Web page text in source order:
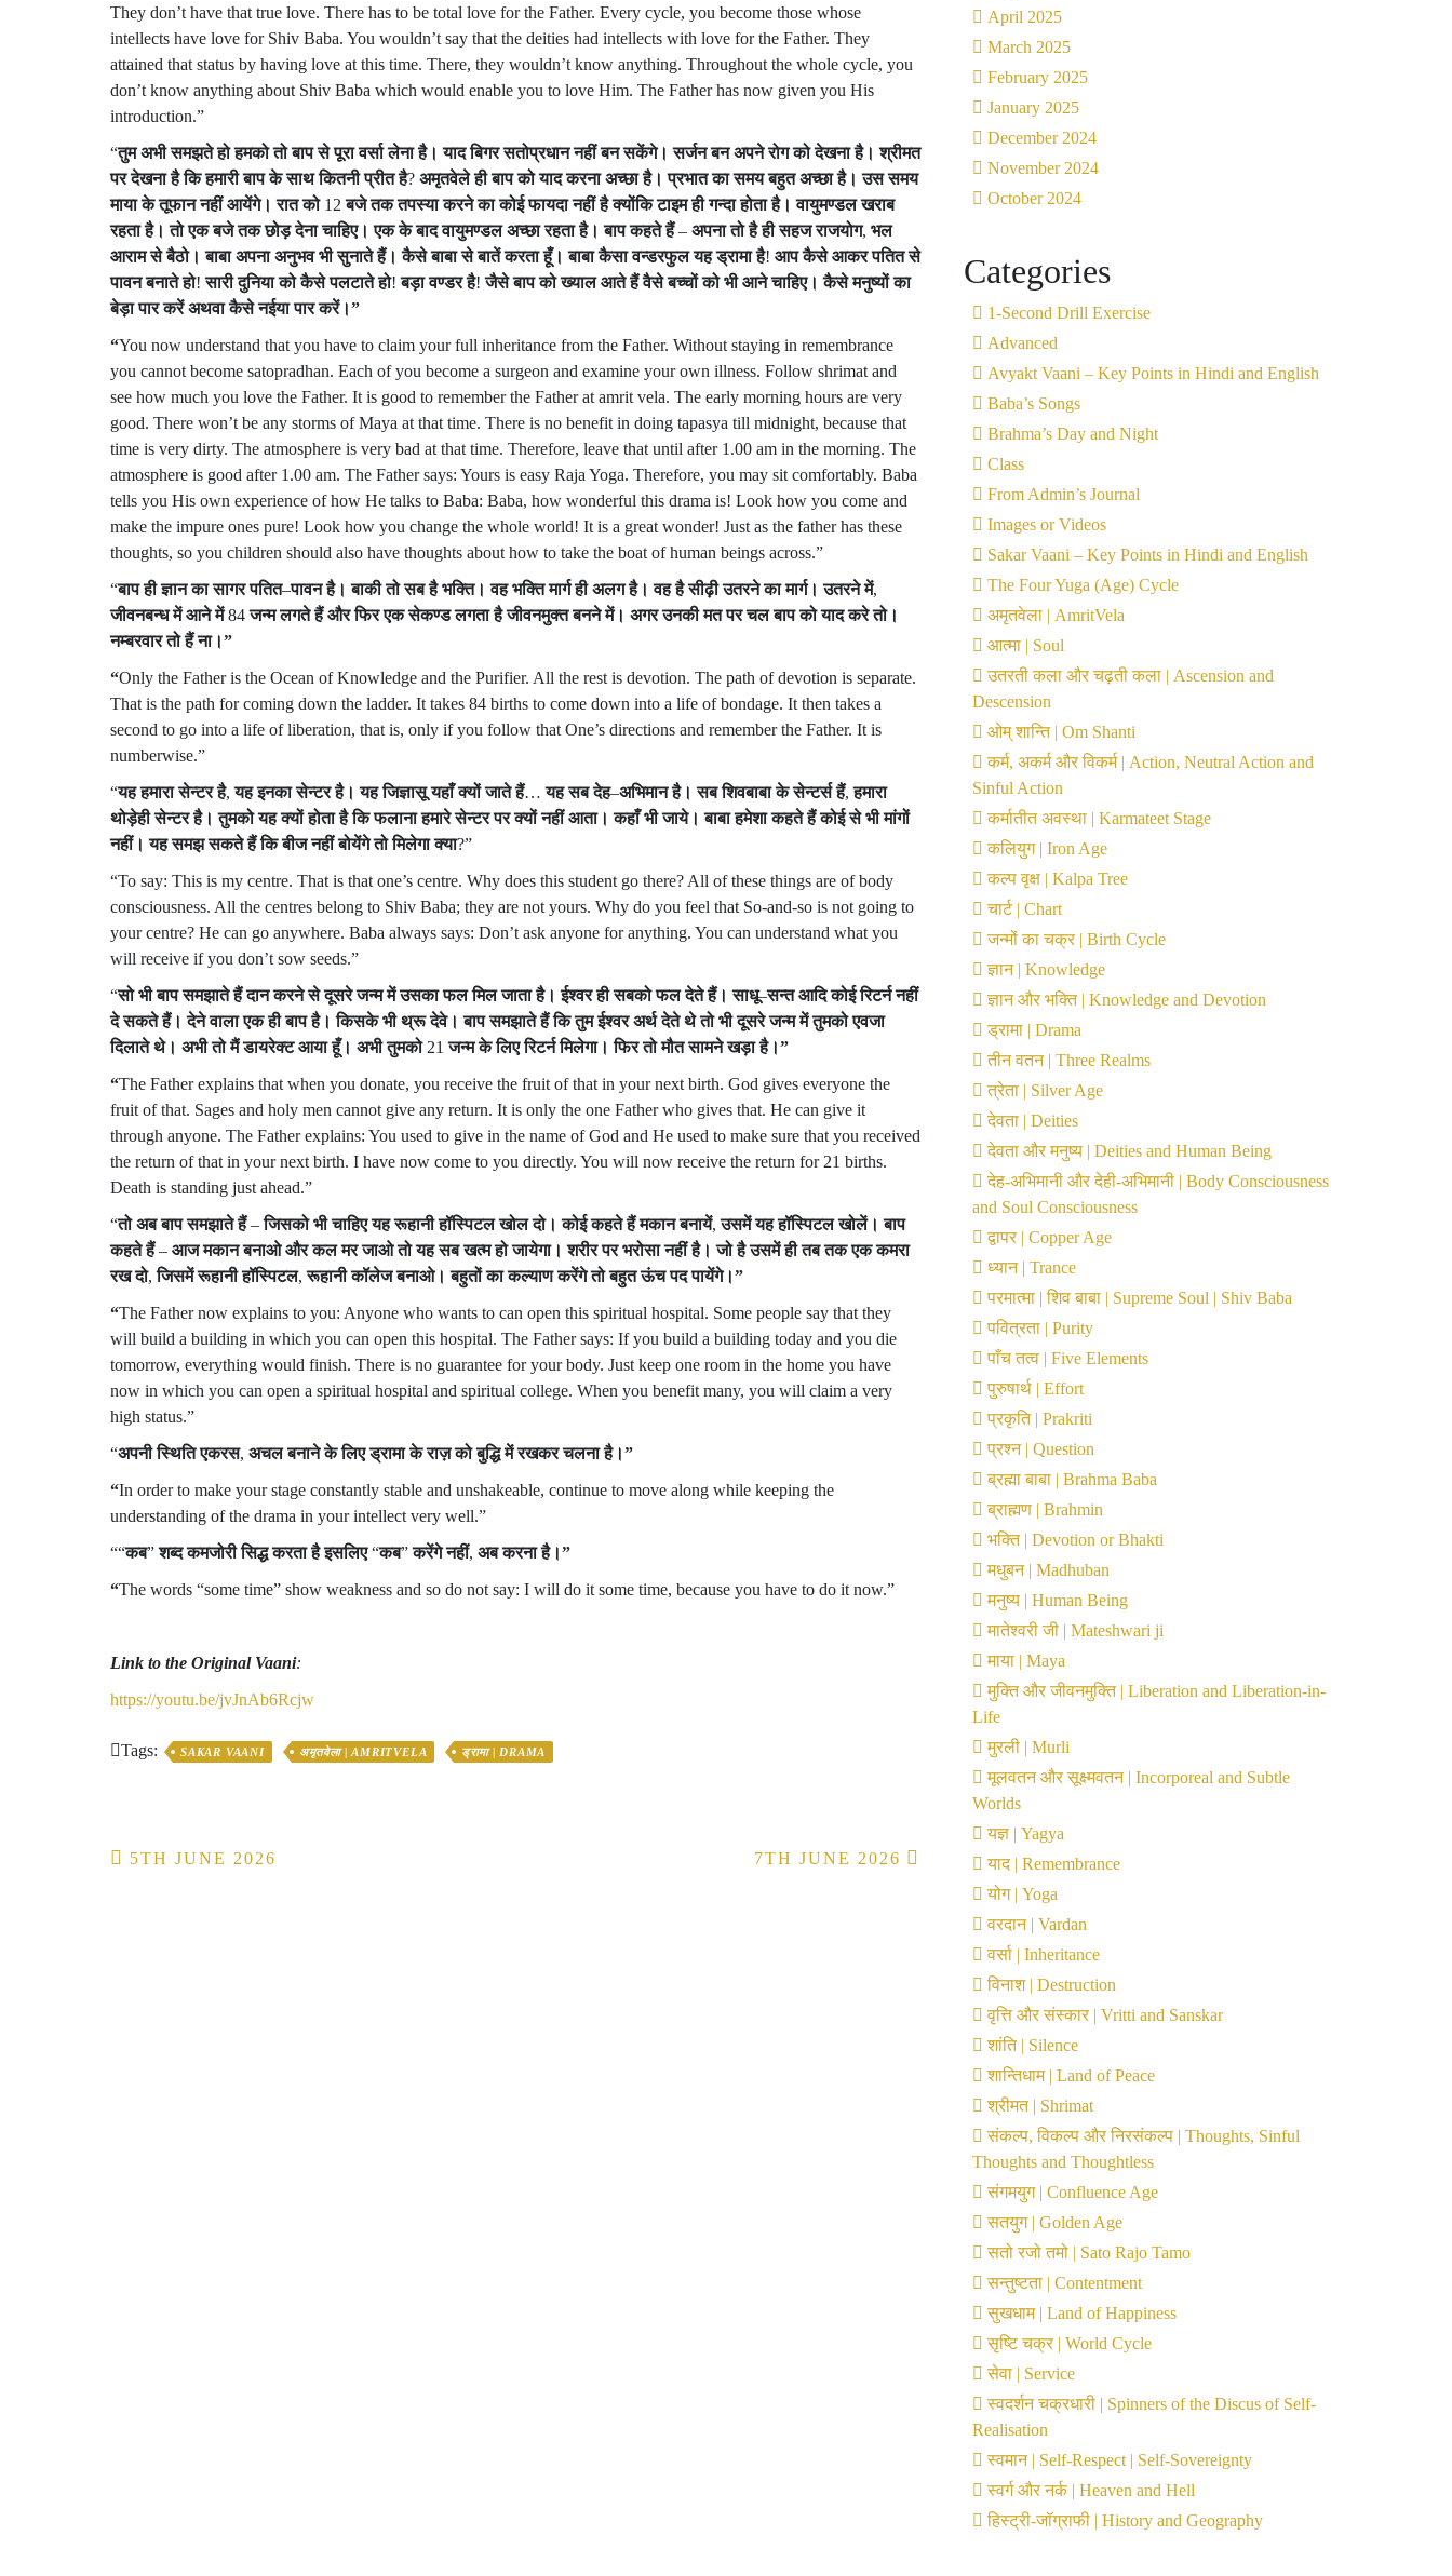
They don’t have that true love. There has to be total love for the Father. Every cycle, you become those whose
intellects have love for Shiv Baba. You wouldn’t say that the deities had intellects with love for the Father. They
attained that status by having love at this time. There, they wouldn’t know anything. Throughout the whole cycle, you
don’t know anything about Shiv Baba which would enable you to love Him. The Father has now given you His
introduction.”
“तुम अभी समझते हो हमको तो बाप से पूरा वर्सा लेना है। याद बिगर सतोप्रधान नहीं बन सकेंगे। सर्जन बन अपने रोग को देखना है। श्रीमत
पर देखना है कि हमारी बाप के साथ कितनी प्रीत है? अमृतवेले ही बाप को याद करना अच्छा है। प्रभात का समय बहुत अच्छा है। उस समय
माया के तूफान नहीं आयेंगे। रात को12बजे तक तपस्या करने का कोई फायदा नहीं है क्योंकि टाइम ही गन्दा होता है। वायुमण्डल खराब
रहता है। तो एक बजे तक छोड़ देना चाहिए। एक के बाद वायुमण्डल अच्छा रहता है। बाप कहते हैं– अपना तो है ही सहज राजयोग, भल
आराम से बैठो। बाबा अपना अनुभव भी सुनाते हैं। कैसे बाबा से बातें करता हूँ। बाबा कैसा वन्डरफुल यह ड्रामा है! आप कैसे आकर पतित से
पावन बनाते हो!सारी दुनिया को कैसे पलटाते हो!बड़ा वण्डर है!जैसे बाप को ख्याल आते हैं वैसे बच्चों को भी आने चाहिए। कैसे मनुष्यों का
बेड़ा पार करें अथवा कैसे नईया पार करें।”
“You now understand that you have to claim your full inheritance from the Father. Without staying in remembrance
you cannot become satopradhan. Each of you become a surgeon and examine your own illness. Follow shrimat and
see how much you love the Father. It is good to remember the Father at amrit vela. The early morning hours are very
good. There won’t be any storms of Maya at that time. There is no benefit in doing tapasya till midnight, because that
time is very dirty. The atmosphere is very bad at that time. Therefore, leave that until after 1.00 am in the morning. The
atmosphere is good after 1.00 am. The Father says: Yours is easy Raja Yoga. Therefore, you may sit comfortably. Baba
tells you His own experience of how He talks to Baba: Baba, how wonderful this drama is! Look how you come and
make the impure ones pure! Look how you change the whole world! It is a great wonder! Just as the father has these
thoughts, so you children should also have thoughts about how to take the boat of human beings across.”
“बाप ही ज्ञान का सागर पतित–पावन है। बाकी तो सब है भक्ति। वह भक्ति मार्ग ही अलग है। वह है सीढ़ी उतरने का मार्ग। उतरने में,
जीवनबन्ध में आने में84जन्म लगते हैं और फिर एक सेकण्ड लगता है जीवनमुक्त बनने में। अगर उनकी मत पर चल बाप को याद करे तो।
नम्बरवार तो हैं ना।”
“Only the Father is the Ocean of Knowledge and the Purifier. All the rest is devotion. The path of devotion is separate.
That is the path for coming down the ladder. It takes 84 births to come down into a life of bondage. It then takes a
second to go into a life of liberation, that is, only if you follow that One’s directions and remember the Father. It is
numberwise.”
“यह हमारा सेन्टर है,यह इनका सेन्टर है। यह जिज्ञासू यहाँ क्यों जाते हैं…यह सब देह–अभिमान है। सब शिवबाबा के सेन्टर्स हैं,हमारा
थोड़ेही सेन्टर है। तुमको यह क्यों होता है कि फलाना हमारे सेन्टर पर क्यों नहीं आता। कहाँ भी जाये। बाबा हमेशा कहते हैं कोई से भी मांगों
नहीं। यह समझ सकते हैं कि बीज नहीं बोयेंगे तो मिलेगा क्या?”
“To say: This is my centre. That is that one’s centre. Why does this student go there? All of these things are of body
consciousness. All the centres belong to Shiv Baba; they are not yours. Why do you feel that So-and-so is not going to
your centre? He can go anywhere. Baba always says: Don’t ask anyone for anything. You can understand what you
will receive if you don’t sow seeds.”
“सो भी बाप समझाते हैं दान करने से दूसरे जन्म में उसका फल मिल जाता है। ईश्वर ही सबको फल देते हैं। साधू–सन्त आदि कोई रिटर्न नहीं
दे सकते हैं। देने वाला एक ही बाप है। किसके भी थ्रू देवे। बाप समझाते हैं कि तुम ईश्वर अर्थ देते थे तो भी दूसरे जन्म में तुमको एवजा
दिलाते थे। अभी तो मैं डायरेक्ट आया हूँ। अभी तुमको21जन्म के लिए रिटर्न मिलेगा। फिर तो मौत सामने खड़ा है।”
“The Father explains that when you donate, you receive the fruit of that in your next birth. God gives everyone the
fruit of that. Sages and holy men cannot give any return. It is only the one Father who gives that. He can give it
through anyone. The Father explains: You used to give in the name of God and He used to make sure that you received
the return of that in your next birth. I have now come to you directly. You will now receive the return for 21 births.
Death is standing just ahead.”
“तो अब बाप समझाते हैं–जिसको भी चाहिए यह रूहानी हॉस्पिटल खोल दो। कोई कहते हैं मकान बनायें,उसमें यह हॉस्पिटल खोलें। बाप
कहते हैं– आज मकान बनाओ और कल मर जाओ तो यह सब खत्म हो जायेगा। शरीर पर भरोसा नहीं है। जो है उसमें ही तब तक एक कमरा
रख दो,जिसमें रूहानी हॉस्पिटल,रूहानी कॉलेज बनाओ। बहुतों का कल्याण करेंगे तो बहुत ऊंच पद पायेंगे।”
“The Father now explains to you: Anyone who wants to can open this spiritual hospital. Some people say that they
will build a building in which you can open this hospital. The Father says: If you build a building today and you die
tomorrow, everything would finish. There is no guarantee for your body. Just keep one room in the home you have
now in which you can open a spiritual hospital and spiritual college. When you benefit many, you will claim a very
high status.”
“अपनी स्थिति एकरस, अचल बनाने के लिए ड्रामा के राज़ को बुद्धि में रखकर चलना है।”
“In order to make your stage constantly stable and unshakeable, continue to move along while keeping the
understanding of the drama in your intellect very well.”
““कब”शब्द कमजोरी सिद्ध करता है इसलिए“कब”करेंगे नहीं, अब करना है।”
“The words “some time” show weakness and so do not say: I will do it some time, because you have to do it now.”
Link to the Original Vaani:
https://youtu.be/jvJnAb6Rcjw
Tags: SAKAR VAANI अमृतवेला | AMRITVELA ड्रामा | DRAMA
Post
5TH JUNE 2026 7TH JUNE 2026
April 2025
March 2025
February 2025
January 2025
December 2024
November 2024
October 2024
Categories
1-Second Drill Exercise
Advanced
Avyakt Vaani – Key Points in Hindi and English
Baba’s Songs
Brahma’s Day and Night
Class
From Admin’s Journal
Images or Videos
Sakar Vaani – Key Points in Hindi and English
The Four Yuga (Age) Cycle
अमृतवेला | AmritVela
आत्मा | Soul
उतरती कला और चढ़ती कला | Ascension and
Descension
ओम् शान्ति | Om Shanti
कर्म, अकर्म और विकर्म | Action, Neutral Action and
Sinful Action
कर्मातीत अवस्था | Karmateet Stage
कलियुग | Iron Age
कल्प वृक्ष | Kalpa Tree
चार्ट | Chart
जन्मों का चक्र | Birth Cycle
ज्ञान | Knowledge
ज्ञान और भक्ति | Knowledge and Devotion
ड्रामा | Drama
तीन वतन | Three Realms
त्रेता | Silver Age
देवता | Deities
देवता और मनुष्य | Deities and Human Being
देह-अभिमानी और देही-अभिमानी | Body Consciousness
and Soul Consciousness
द्वापर | Copper Age
ध्यान | Trance
परमात्मा | शिव बाबा | Supreme Soul | Shiv Baba
पवित्रता | Purity
पाँच तत्व | Five Elements
पुरुषार्थ | Effort
प्रकृति | Prakriti
प्रश्न | Question
ब्रह्मा बाबा | Brahma Baba
ब्राह्मण | Brahmin
भक्ति | Devotion or Bhakti
मधुबन | Madhuban
मनुष्य | Human Being
मातेश्वरी जी | Mateshwari ji
माया | Maya
मुक्ति और जीवनमुक्ति | Liberation and Liberation-in-
Life
मुरली | Murli
मूलवतन और सूक्ष्मवतन | Incorporeal and Subtle
Worlds
यज्ञ | Yagya
याद | Remembrance
योग | Yoga
वरदान | Vardan
वर्सा | Inheritance
विनाश | Destruction
वृत्ति और संस्कार | Vritti and Sanskar
शांति | Silence
शान्तिधाम | Land of Peace
श्रीमत | Shrimat
संकल्प, विकल्प और निरसंकल्प | Thoughts, Sinful
Thoughts and Thoughtless
संगमयुग | Confluence Age
सतयुग | Golden Age
सतो रजो तमो | Sato Rajo Tamo
सन्तुष्टता | Contentment
सुखधाम | Land of Happiness
सृष्टि चक्र | World Cycle
सेवा | Service
स्वदर्शन चक्रधारी | Spinners of the Discus of Self-
Realisation
स्वमान | Self-Respect | Self-Sovereignty
स्वर्ग और नर्क | Heaven and Hell
हिस्ट्री-जॉग्राफी | History and Geography